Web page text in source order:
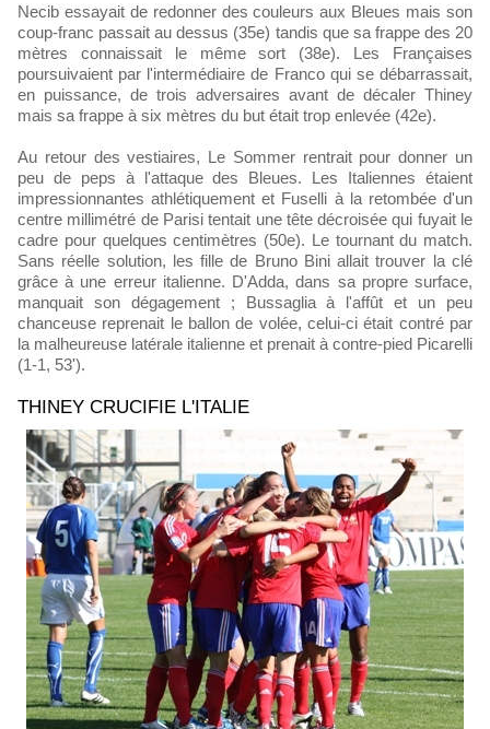
Necib essayait de redonner des couleurs aux Bleues mais son
coup-franc passait au dessus (35e) tandis que sa frappe des 20
mètres connaissait le même sort (38e). Les Françaises
poursuivaient par l'intermédiaire de Franco qui se débarrassait,
en puissance, de trois adversaires avant de décaler Thiney
mais sa frappe à six mètres du but était trop enlevée (42e).
Au retour des vestiaires, Le Sommer rentrait pour donner un
peu de peps à l'attaque des Bleues. Les Italiennes étaient
impressionnantes athlétiquement et Fuselli à la retombée d'un
centre millimétré de Parisi tentait une tête décroisée qui fuyait le
cadre pour quelques centimètres (50e). Le tournant du match.
Sans réelle solution, les fille de Bruno Bini allait trouver la clé
grâce à une erreur italienne. D'Adda, dans sa propre surface,
manquait son dégagement ; Bussaglia à l'affût et un peu
chanceuse reprenait le ballon de volée, celui-ci était contré par
la malheureuse latérale italienne et prenait à contre-pied Picarelli
(1-1, 53').
THINEY CRUCIFIE L'ITALIE